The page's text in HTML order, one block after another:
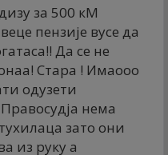
за 500 кМ
пензије вусе да
Да се не
Стара ! Имаооо
одузети
нема
зато они
из руку а